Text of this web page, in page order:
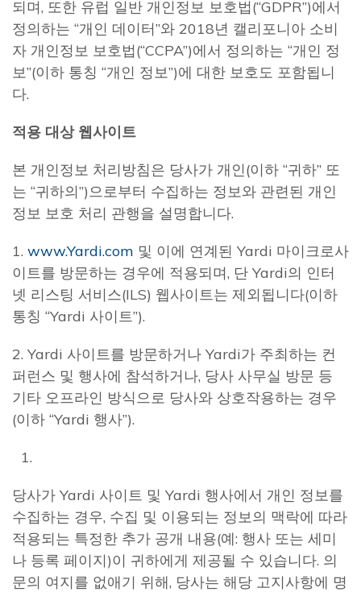
되며, 또한 유럽 일반 개인정보 보호법(“GDPR”)에서
정의하는 “개인 데이터”와 2018년 캘리포니아 소비
자 개인정보 보호법(“CCPA”)에서 정의하는 “개인 정
보”(이하 통칭 “개인 정보”)에 대한 보호도 포함됩니
다.
적용 대상 웹사이트
본 개인정보 처리방침은 당사가 개인(이하 “귀하” 또
는 “귀하의”)으로부터 수집하는 정보와 관련된 개인
정보 보호 처리 관행을 설명합니다.
1. www.Yardi.com 및 이에 연계된 Yardi 마이크로사
이트를 방문하는 경우에 적용되며, 단 Yardi의 인터
넷 리스팅 서비스(ILS) 웹사이트는 제외됩니다(이하
통칭 “Yardi 사이트”).
2. Yardi 사이트를 방문하거나 Yardi가 주최하는 컨
퍼런스 및 행사에 참석하거나, 당사 사무실 방문 등
기타 오프라인 방식으로 당사와 상호작용하는 경우
(이하 “Yardi 행사”).
당사가 Yardi 사이트 및 Yardi 행사에서 개인 정보를
수집하는 경우, 수집 및 이용되는 정보의 맥락에 따라
적용되는 특정한 추가 공개 내용(예: 행사 또는 세미
나 등록 페이지)이 귀하에게 제공될 수 있습니다. 의
문의 여지를 없애기 위해, 당사는 해당 고지사항에 명